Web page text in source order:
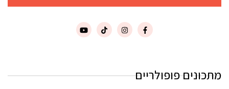
מתכונים פופולריים